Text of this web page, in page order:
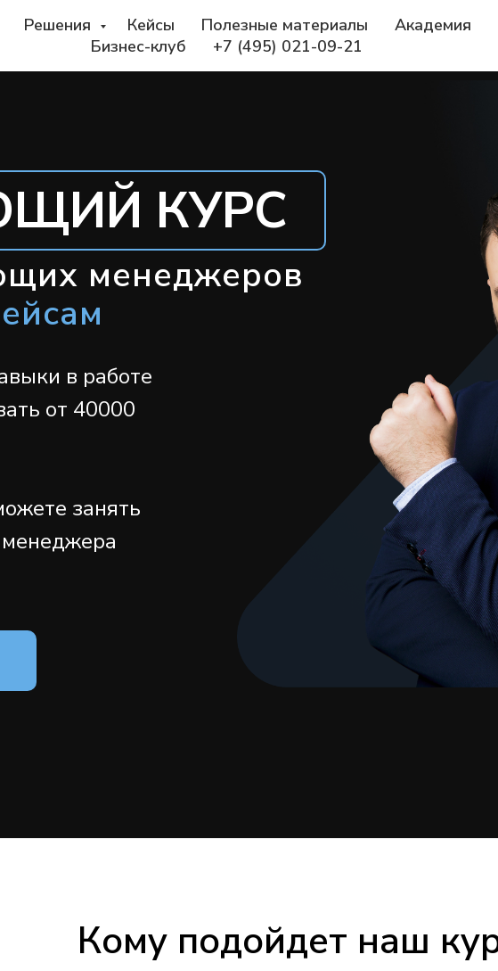
Решения Кейсы Полезные материалы
Академия
Бизнес-клуб
+7 (495) 021-09-21
КУРС
в работе
от 40000
занять
менеджеров
Кому подойдет наш